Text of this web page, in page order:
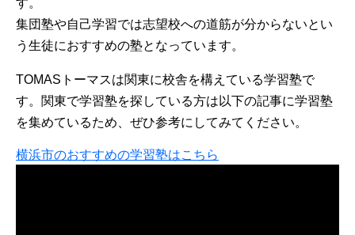
す。
集団塾や自己学習では志望校への道筋が分からないとい
う生徒におすすめの塾となっています。
TOMASトーマスは関東に校舎を構えている学習塾で
す。関東で学習塾を探している方は以下の記事に学習塾
を集めているため、ぜひ参考にしてみてください。
横浜市のおすすめの学習塾はこちら